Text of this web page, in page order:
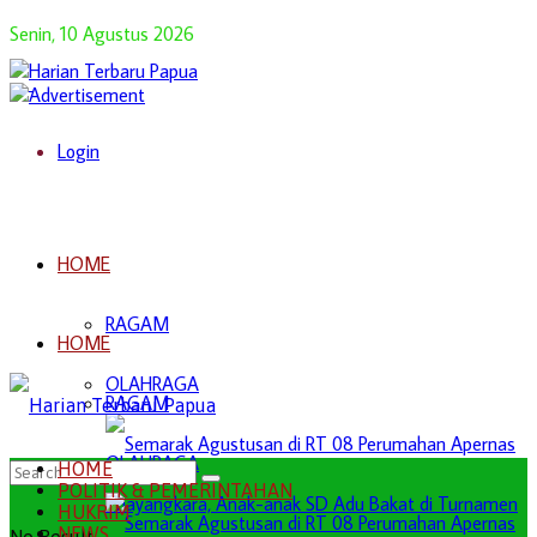
Senin, 10 Agustus 2026
Login
HOME
RAGAM
OLAHRAGA
HOME
RAGAM
OLAHRAGA
HOME
POLITIK & PEMERINTAHAN
HUKRIM